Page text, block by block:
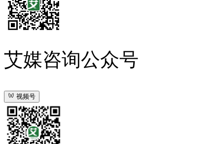
艾媒咨询公众号
视频号